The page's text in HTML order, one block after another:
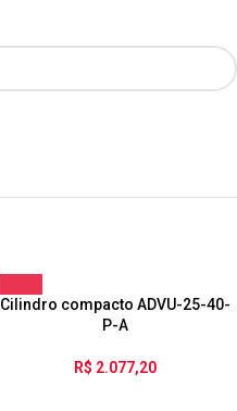
Cilindro compacto ADVU-25-40-
P-A
R$ 2.077,20